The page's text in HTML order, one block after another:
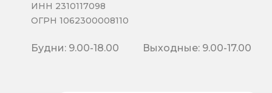
ИНН 2310117098
ОГРН 1062300008110
Будни: 9.00-18.00 Выходные: 9.00-17.00